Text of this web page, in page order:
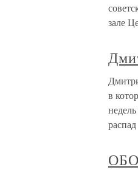
зале
в
распад